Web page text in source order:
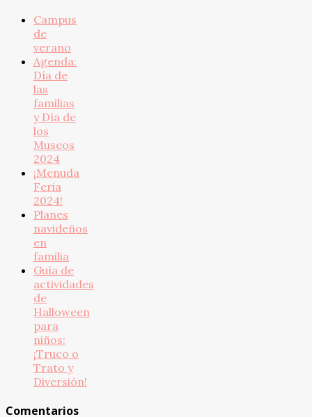
Campus
de
verano
Agenda:
Día de
las
familias
y Día de
los
Museos
2024
¡Menuda
Feria
2024!
Planes
navideños
en
familia
Guía de
actividades
de
Halloween
para
niños:
¡Truco o
Trato y
Diversión!
Comentarios